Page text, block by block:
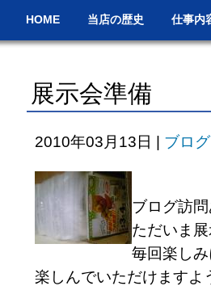
HOME 当店の歴史 仕事内
展示会準備
2010年03月13日 ブログ
ブログ訪
ただいま展
毎回楽し
楽しんでいただけます